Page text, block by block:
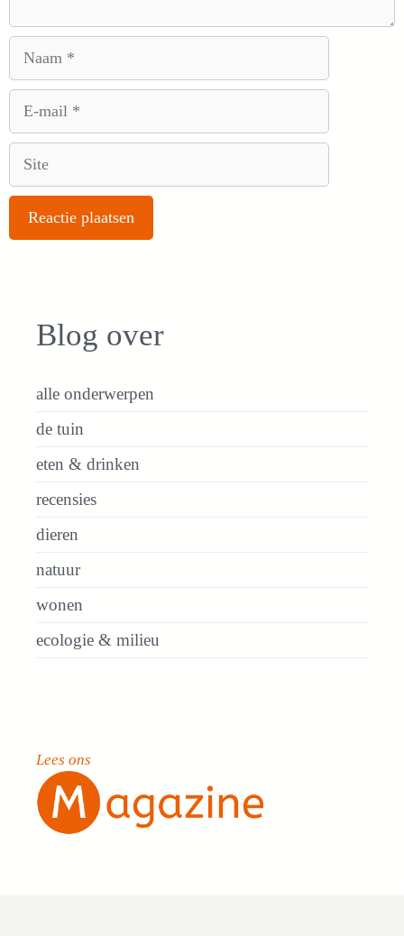
Blog over
alle onderwerpen
de tuin
eten & drinken
recensies
dieren
natuur
wonen
ecologie & milieu
Lees ons